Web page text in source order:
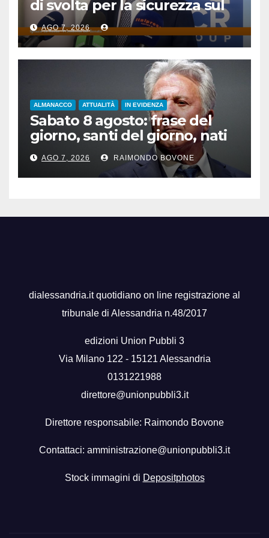
di svolta per la sicurezza sul
lavoro”
AGO 7, 2026
ALMANACCO ATTUALITÀ IN EVIDENZA
Sabato 8 agosto: frase del
giorno, santi del giorno, nati
famosi, accadde oggi
AGO 7, 2026 RAIMONDO BOVONE
dialessandria.it quotidiano on line registrazione al
tribunale di Alessandria n.48/2017
edizioni Union Pubbli 3
Via Milano 122 - 15121 Alessandria
0131221988
direttore@unionpubbli3.it
Direttore responsabile: Raimondo Bovone
Contattaci: amministrazione@unionpubbli3.it
Stock immagini di Depositphotos